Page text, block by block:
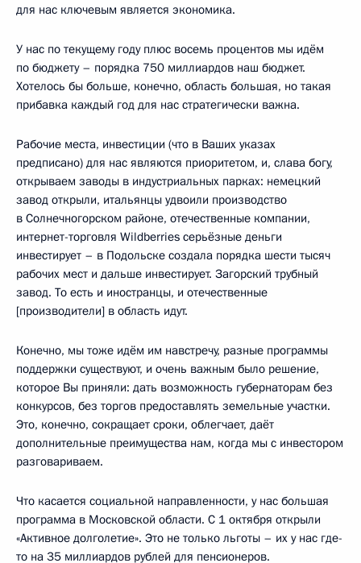
для нас ключевым является экономика.
У нас по текущему году плюс восемь процентов мы идём
по бюджету – порядка 750 миллиардов наш бюджет.
Хотелось бы больше, конечно, область большая, но такая
прибавка каждый год для нас стратегически важна.
Рабочие места, инвестиции (что в Ваших указах
предписано) для нас являются приоритетом, и, слава богу,
открываем заводы в индустриальных парках: немецкий
завод открыли, итальянцы удвоили производство
в Солнечногорском районе, отечественные компании,
интернет-торговля Wildberries серьёзные деньги
инвестирует – в Подольске создала порядка шести тысяч
рабочих мест и дальше инвестирует. Загорский трубный
завод. То есть и иностранцы, и отечественные
[производители] в область идут.
Конечно, мы тоже идём им навстречу, разные программы
поддержки существуют, и очень важным было решение,
которое Вы приняли: дать возможность губернаторам без
конкурсов, без торгов предоставлять земельные участки.
Это, конечно, сокращает сроки, облегчает, даёт
дополнительные преимущества нам, когда мы с инвестором
разговариваем.
Что касается социальной направленности, у нас большая
программа в Московской области. С 1 октября открыли
«Активное долголетие». Это не только льготы – их у нас где-
то на 35 миллиардов рублей для пенсионеров.